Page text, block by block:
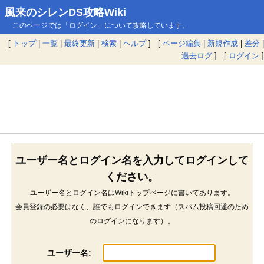
風来のシレンDS攻略Wiki
このページでは「ログイン」について攻略しています。
[ トップ| 一覧 | 最終更新 | 検索 | ヘルプ] [ ページ編集 | 新規作成 | 差分 |
過去ログ ] [ ログイン ]
ユーザー名とログイン名を入力してログインして
ください。
ユーザー名とログイン名はWikiトップページに書いてあります。
会員登録の必要はなく、誰でもログインできます（スパム投稿回避のため
のログインになります）。
ユーザー名: